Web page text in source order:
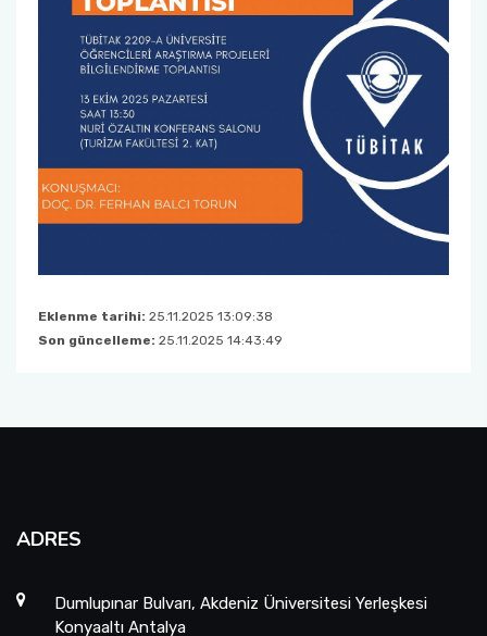
Eklenme tarihi: 25.11.2025 13:09:38
Son güncelleme: 25.11.2025 14:43:49
ADRES
Dumlupınar Bulvarı, Akdeniz Üniversitesi Yerleşkesi
Konyaaltı Antalya